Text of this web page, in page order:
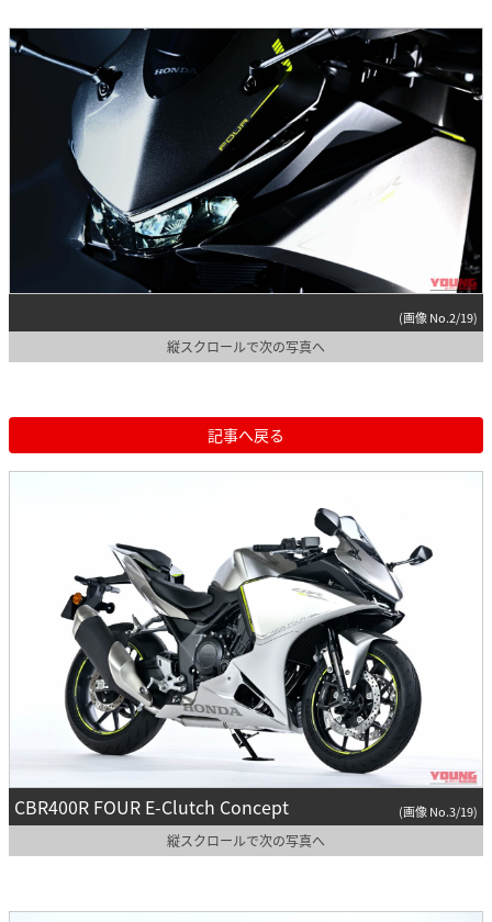
(画像 No.2/19)
縦スクロールで次の写真へ
記事へ戻る
CBR400R FOUR E-Clutch Concept (画像 No.3/19)
縦スクロールで次の写真へ